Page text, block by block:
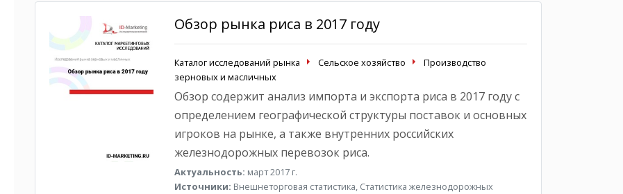
Обзор рынка риса в 2017 году
Каталог исследований рынка Сельское хозяйство
Производство
зерновых и масличных
Обзор содержит анализ импорта и экспорта риса в 2017 году с
определением географической структуры поставок и основных
игроков на рынке, а также внутренних российских
железнодорожных перевозок риса.
Актуальность: март 2017 г.
Источники: Внешнеторговая статистика, Статистика железнодорожных